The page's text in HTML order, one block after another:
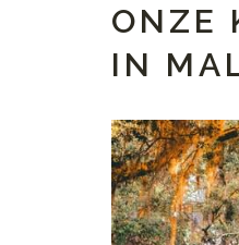
ONZE
IN